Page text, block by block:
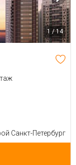
1 / 14
Санкт-Петербург